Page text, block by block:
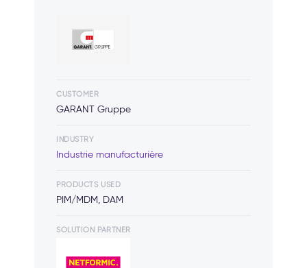
CUSTOMER
GARANT Gruppe
INDUSTRY
Industrie manufacturière
PRODUCTS USED
PIM/MDM, DAM
SOLUTION PARTNER